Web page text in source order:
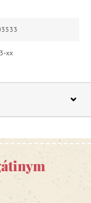
xx